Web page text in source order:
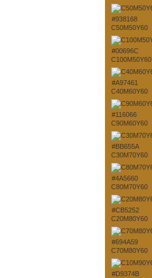
#938168
C50M50Y60
#00696C
C100M50Y60
#A97461
C40M60Y60
#116066
C90M60Y60
#BB655A
C30M70Y60
#4A5660
C80M70Y60
#CB5252
C20M80Y60
#694A59
C70M80Y60
#D9374B